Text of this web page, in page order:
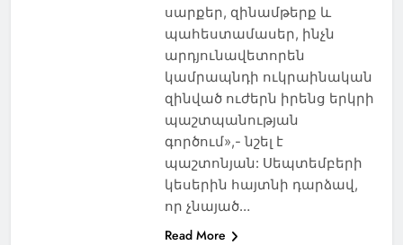
սարքեր, զինամթերք և
պահեստամասեր, ինչն
արդյունավետորեն
կամրապնդի ուկրաինական
զինված ուժերն իրենց երկրի
պաշտպանության
գործում»,- նշել է
պաշտոնյան: Սեպտեմբերի
կեսերին հայտնի դարձավ,
որ չնայած…
Read More